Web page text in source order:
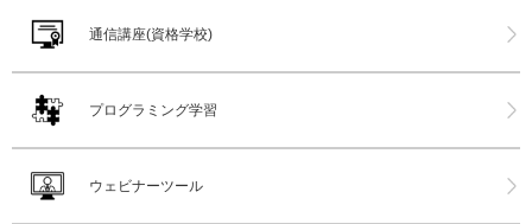
通信講座(資格学校)
プログラミング学習
ウェビナーツール